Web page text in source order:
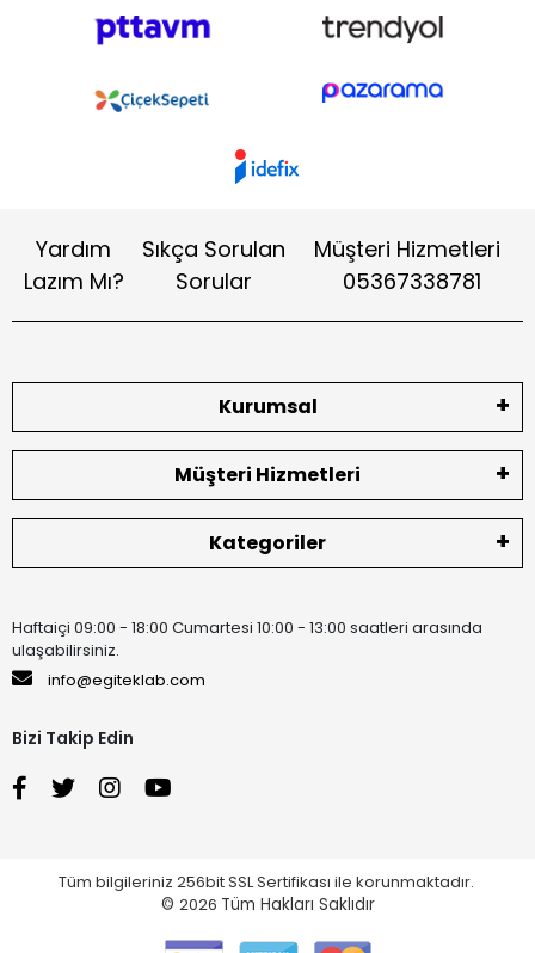
Yardım
Lazım Mı?
Sıkça Sorulan
Sorular
Müşteri Hizmetleri
05367338781
Kurumsal
Müşteri Hizmetleri
Kategoriler
Haftaiçi 09:00 - 18:00 Cumartesi 10:00 - 13:00 saatleri arasında
ulaşabilirsiniz.
info@egiteklab.com
Bizi Takip Edin
Tüm bilgileriniz 256bit SSL Sertifikası ile korunmaktadır.
© 2026 Tüm Hakları Saklıdır